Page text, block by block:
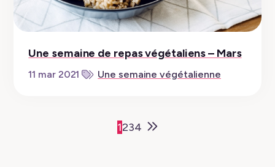
Une semaine de repas végétaliens – Mars
11 mar 2021 Une semaine végétalienne
1234
Older